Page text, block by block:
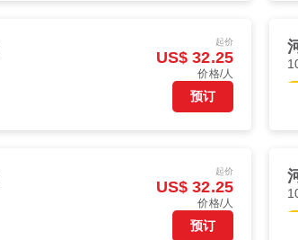
起价
US$ 32.25
价格/人
预订
起价
US$ 32.25
价格/人
预订